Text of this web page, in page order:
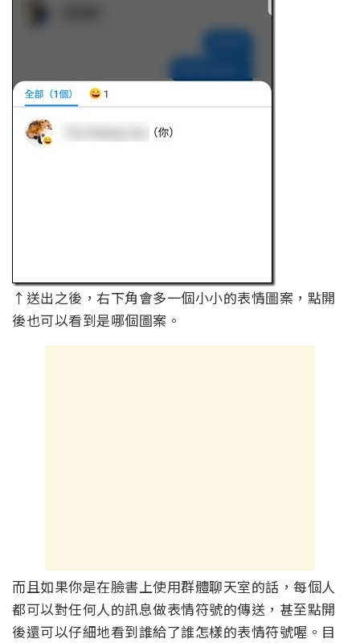
↑送出之後，右下角會多一個小小的表情圖案，點開
後也可以看到是哪個圖案。
而且如果你是在臉書上使用群體聊天室的話，每個人
都可以對任何人的訊息做表情符號的傳送，甚至點開
後還可以仔細地看到誰給了誰怎樣的表情符號喔。目